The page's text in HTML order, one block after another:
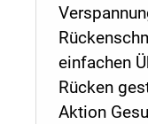
einfachen
Rücken
Aktion